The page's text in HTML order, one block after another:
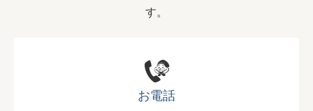
す。
お電話